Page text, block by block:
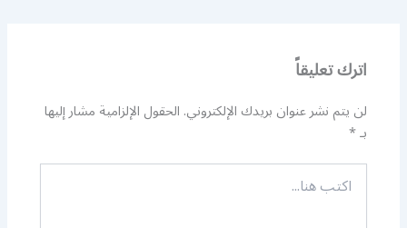
اترك تعليقاً
لن يتم نشر عنوان بريدك الإلكتروني.الحقول الإلزامية مشار إليها
بـ*
اكتب
هنا...